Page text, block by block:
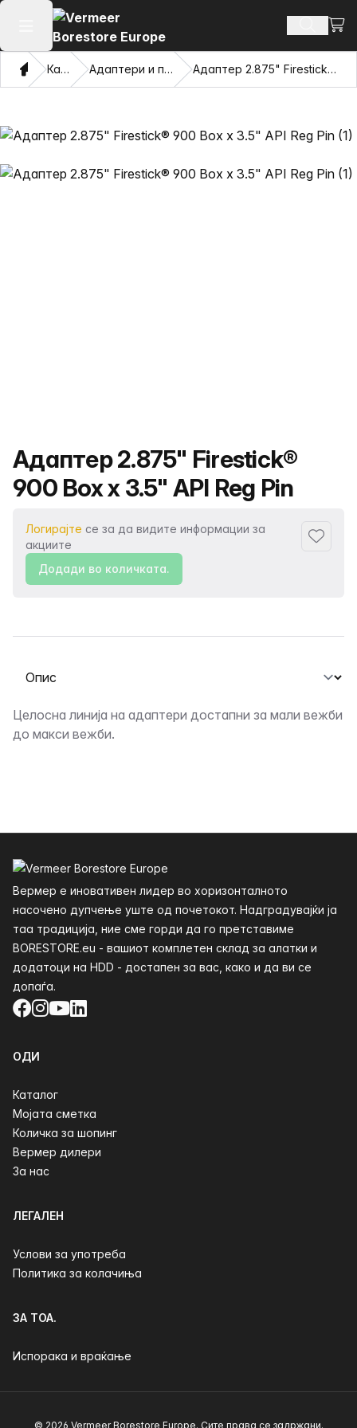
Отвори го главното мени
ДомаКаталог Адаптери и повлекувачки очи Адаптер 2.875" Firestick® 900 Box x 3.5" API Reg Pin
Име на производот
Адаптер 2.875" Firestick®
900 Box x 3.5" API Reg Pin
Логирајте се за да видите информации за
акциите
Додади во количката.
Изберете таб
Опис
Целосна линија на адаптери достапни за мали вежби
до макси вежби.
Вермер е иновативен лидер во хоризонталното
насочено дупчење уште од почетокот. Надградувајќи ја
таа традиција, ние сме горди да го претставиме
BORESTORE.eu - вашиот комплетен склад за алатки и
додатоци на HDD - достапен за вас, како и да ви се
допаѓа.
Facebook
Instagram
YouTube
LinkedIn
ОДИ
Каталог
Мојата сметка
Количка за шопинг
Вермер дилери
За нас
ЛЕГАЛЕН
Услови за употреба
Политика за колачиња
ЗА ТОА.
Испорака и враќање
© 2026 Vermeer Borestore Europe. Сите права се задржани.